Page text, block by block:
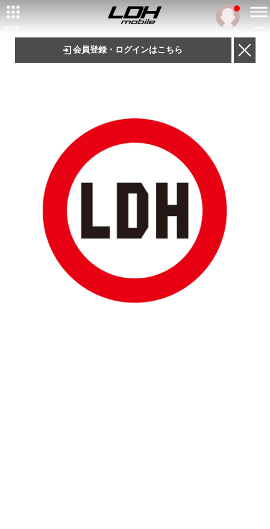
会員登録・ログインはこちら